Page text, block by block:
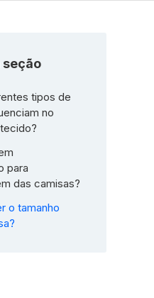
tipos de
no
para
das camisas?
o tamanho